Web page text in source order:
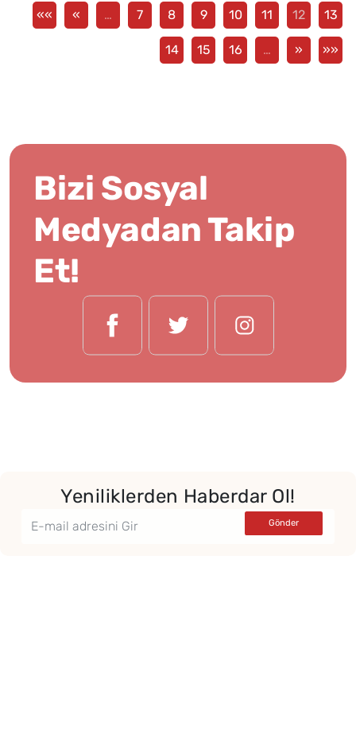
«« « … 7 8 9 10 11 12 13
14 15 16 … » »»
Bizi Sosyal
Medyadan Takip
Et!
Yeniliklerden Haberdar Ol!